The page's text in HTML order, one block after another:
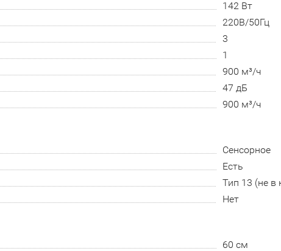
142 Вт
220В/50Гц
3
1
900 м³/ч
47 дБ
900 м³/ч
Сенсорное
Есть
Тип 13 (не в
Нет
60 см